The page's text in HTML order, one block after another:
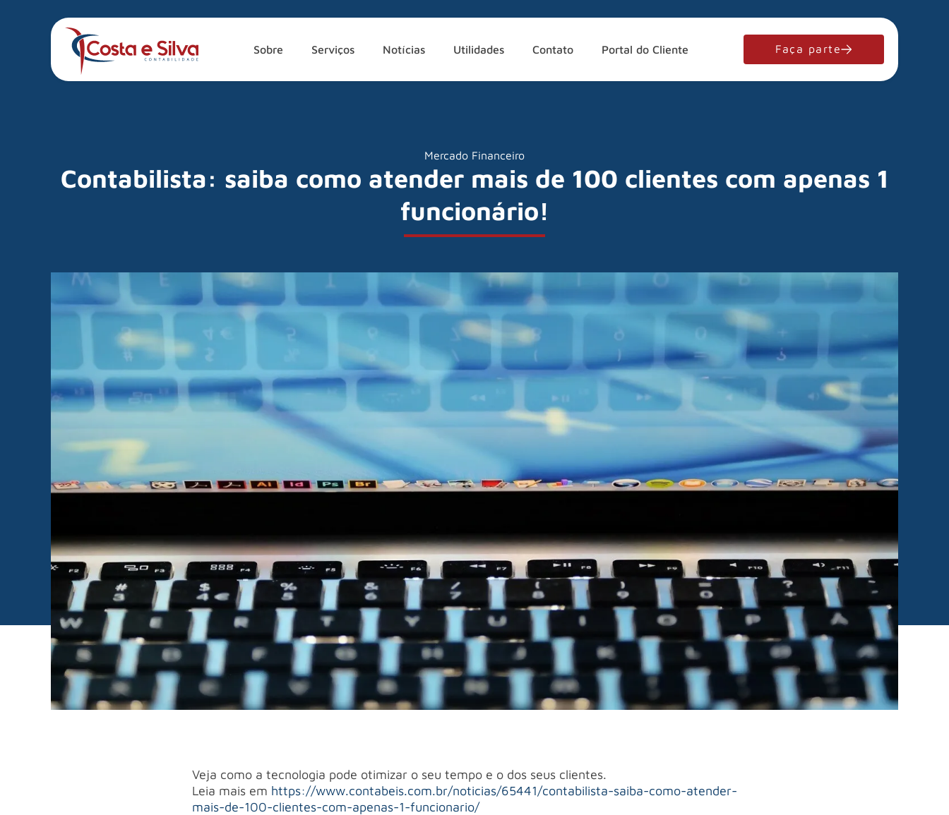
Sobre Serviços Notícias Utilidades Contato Portal do Cliente Faça parte
Mercado Financeiro
Contabilista: saiba como atender mais de 100 clientes com apenas 1
funcionário!
Veja como a tecnologia pode otimizar o seu tempo e o dos seus clientes.
Leia mais em https://www.contabeis.com.br/noticias/65441/contabilista-saiba-como-atender-
mais-de-100-clientes-com-apenas-1-funcionario/